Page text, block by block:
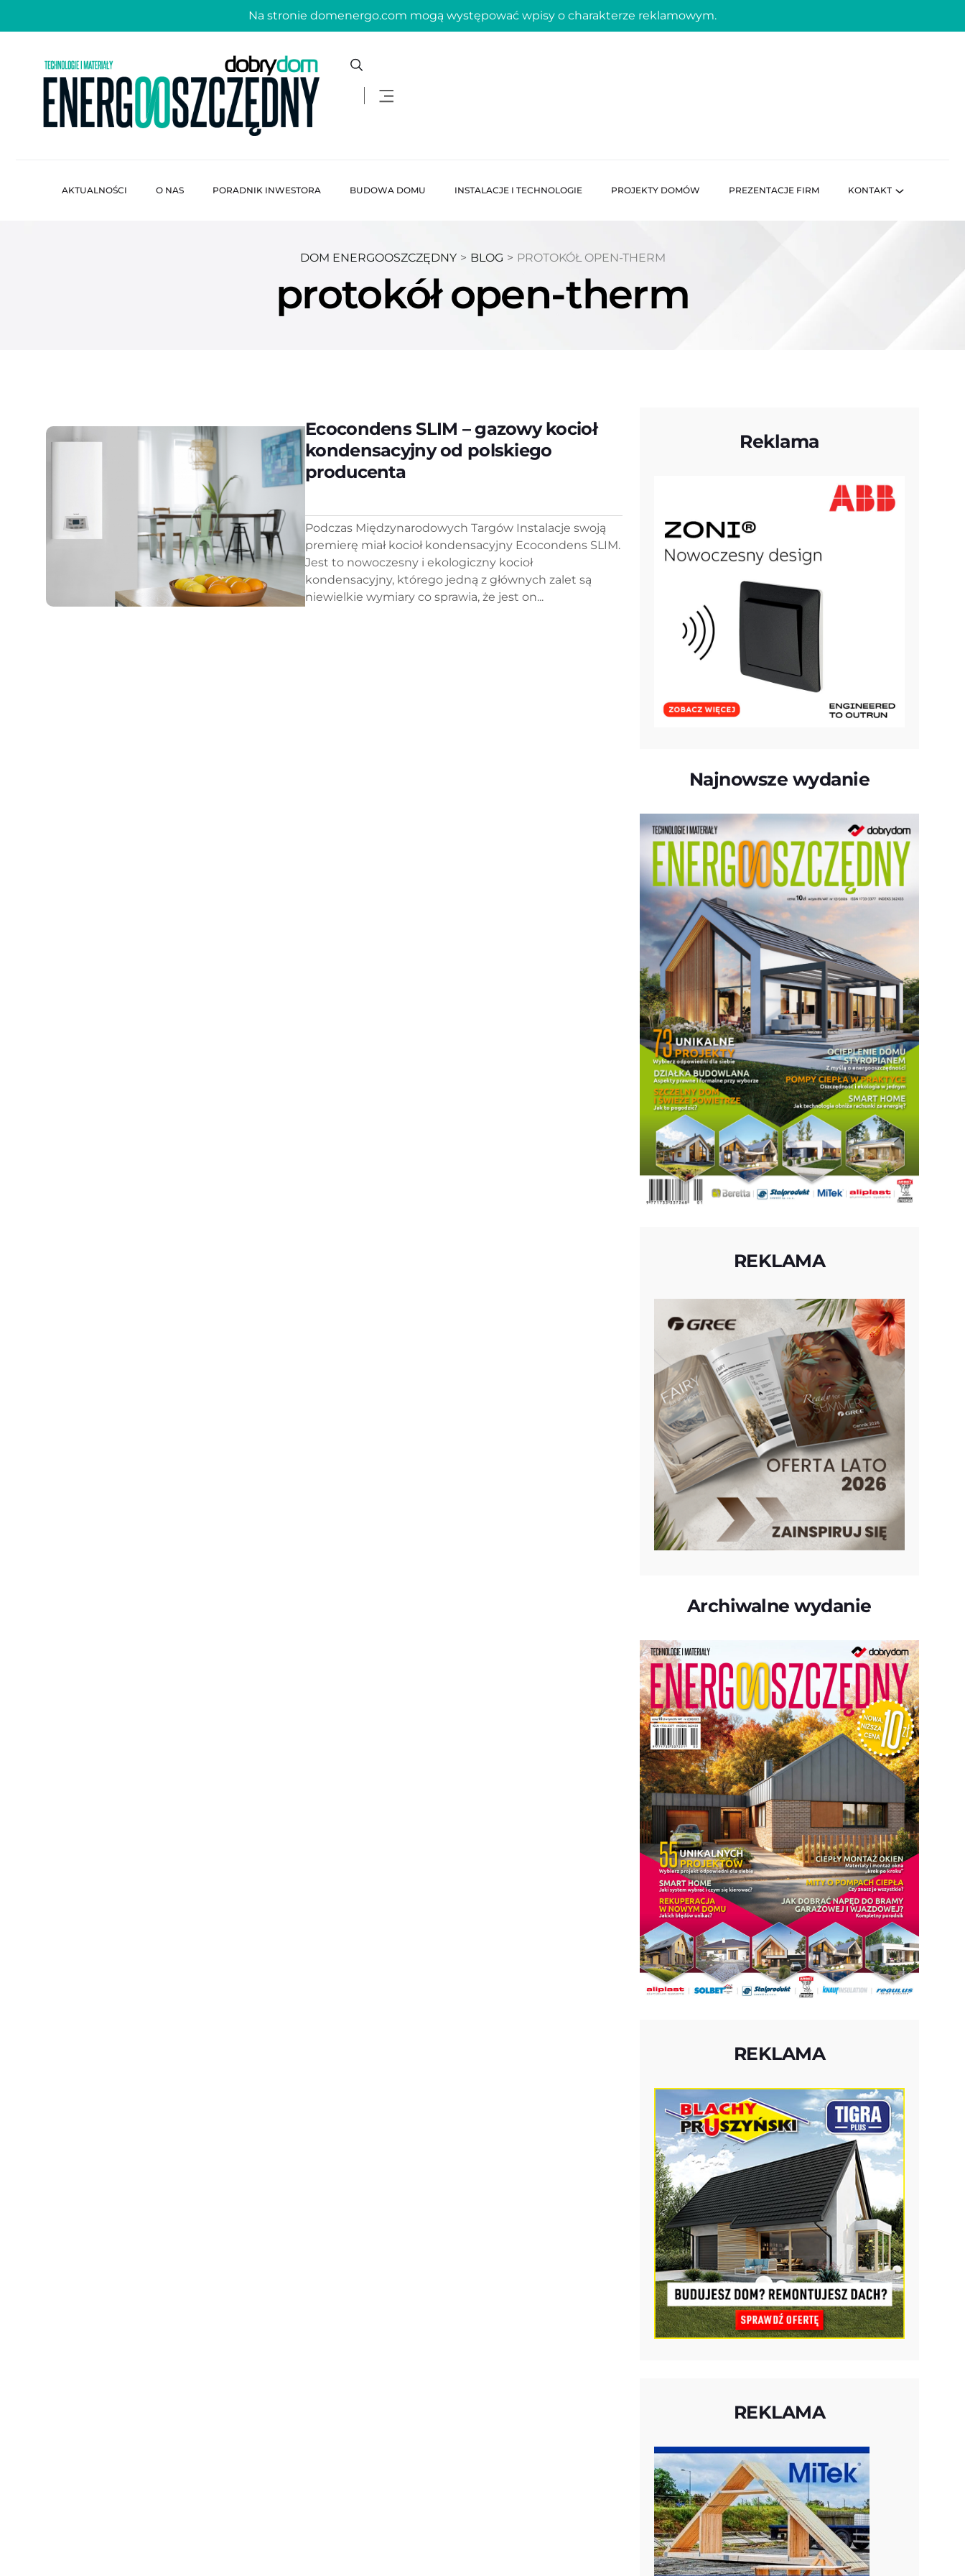
Na stronie domenergo.com mogą występować wpisy o charakterze reklamowym.
AKTUALNOŚCI O NAS PORADNIK INWESTORA BUDOWA DOMU INSTALACJE I TECHNOLOGIE PROJEKTY DOMÓW PREZENTACJE FIRM KONTAKT
DOM ENERGOOSZCZĘDNY > BLOG > PROTOKÓŁ OPEN-THERM
protokół open-therm
Ecocondens SLIM – gazowy kocioł
kondensacyjny od polskiego
producenta
Podczas Międzynarodowych Targów Instalacje swoją
premierę miał kocioł kondensacyjny Ecocondens SLIM.
Jest to nowoczesny i ekologiczny kocioł
kondensacyjny, którego jedną z głównych zalet są
niewielkie wymiary co sprawia, że jest on...
Reklama
Najnowsze wydanie
REKLAMA
Archiwalne wydanie
REKLAMA
REKLAMA